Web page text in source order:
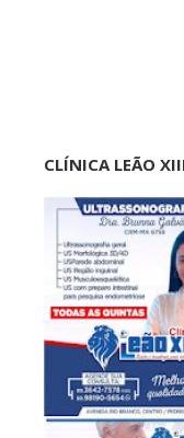
CLÍNICA LEÃO